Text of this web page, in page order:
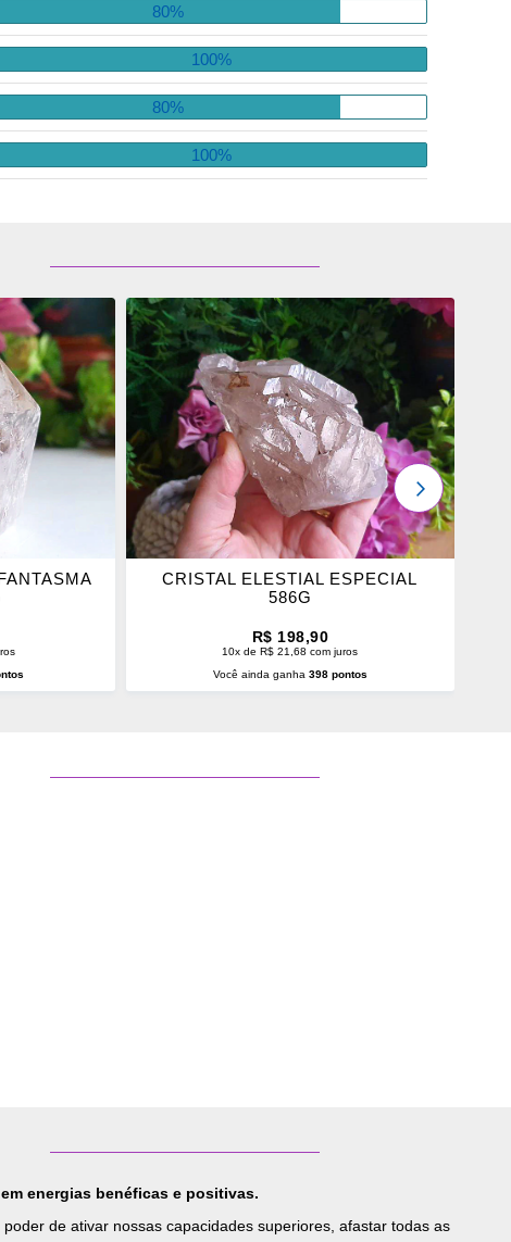
80%
100%
80%
100%
ADICIONAR
OS
FAVORITOS
CRISTAL ELESTIAL ESPECIAL
586G
R$ 198,90
10x de R$ 21,68 com juros
Você ainda ganha 398 pontos
PRÓXIMO
energias benéficas e positivas.
de ativar nossas capacidades superiores, afastar todas as